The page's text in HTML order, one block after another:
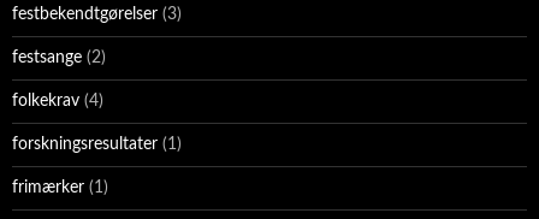
festbekendtgørelser (3)
festsange (2)
folkekrav (4)
forskningsresultater (1)
frimærker (1)